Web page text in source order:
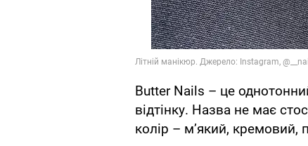
Butter Nails – це
відтінку. Назва не має
колір – м’який, кремовий,